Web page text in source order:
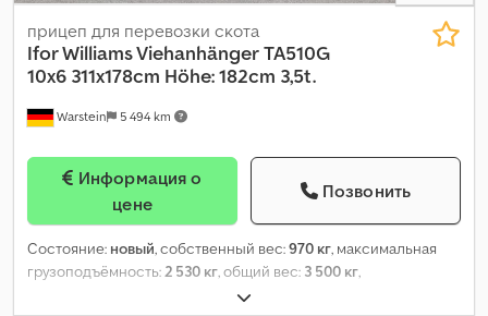
Warstein 5 494 km
прицеп для перевозки скота
Ifor Williams ViehanhängerTA510G
10x6 311x178cm Höhe: 182cm 3,5t.
цене
Позвонить
Состояние: новый, собственный вес:970 кг, максимальная
грузоподъёмность:2 530 кг, общий вес: 3 500 кг,
, длина грузового отсека: